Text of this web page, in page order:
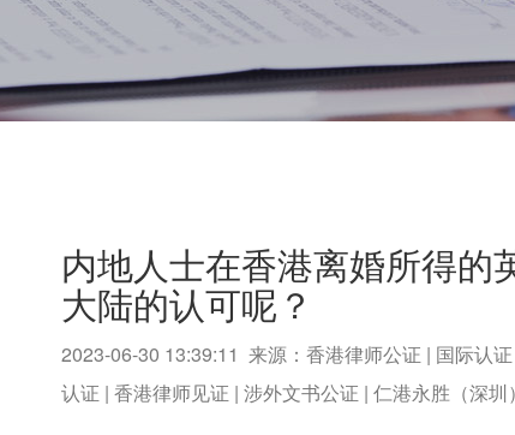
内地人士在香港离婚所得的
大陆的认可呢？
2023-06-30 13:39:11 来源：香港律师公证 | 国际认
认证 | 香港律师见证 | 涉外文书公证 | 仁港永胜（深